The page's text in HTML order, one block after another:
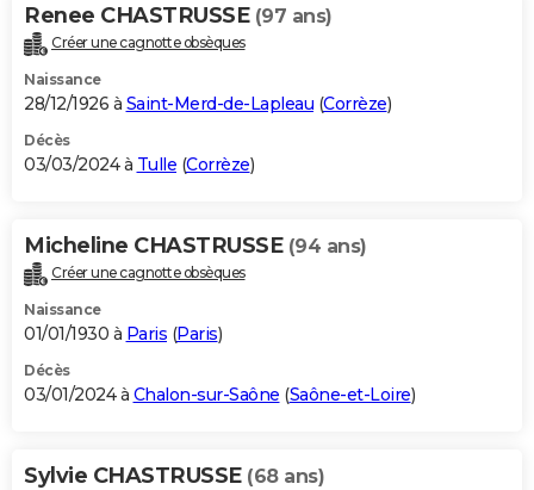
Renee CHASTRUSSE (97 ans)
Créer une cagnotte obsèques
Naissance
28/12/1926 à Saint-Merd-de-Lapleau (Corrèze)
Décès
03/03/2024 à Tulle (Corrèze)
Micheline CHASTRUSSE (94 ans)
Créer une cagnotte obsèques
Naissance
01/01/1930 à Paris (Paris)
Décès
03/01/2024 à Chalon-sur-Saône (Saône-et-Loire)
Sylvie CHASTRUSSE (68 ans)